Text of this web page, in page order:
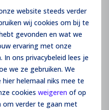
website steeds verder
wij cookies om bij te
gevonden en wat we
ervaring met onze
ons privacybeleid lees je
we ze gebruiken. We
helemaal niks mee te
cookies weigeren of op
om verder te gaan met
veelzijdigheid, module-
voor moeiteloze
de geïntegreerde
Voor monitoring
het eigen draadloze
via Sunny Portal of